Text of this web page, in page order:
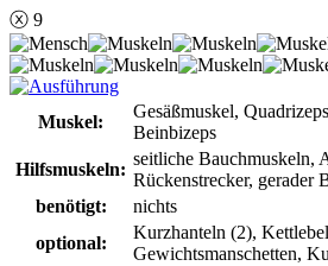
ⓧ 9
Muskel:
Gesäßmuskel,
Beinbizeps
Hilfsmuskeln:
seitliche Bauchmuskeln,
Rückenstrecker, gerader
benötigt:
nichts
optional:
Kurzhanteln (2),
Gewichtsmanschetten,